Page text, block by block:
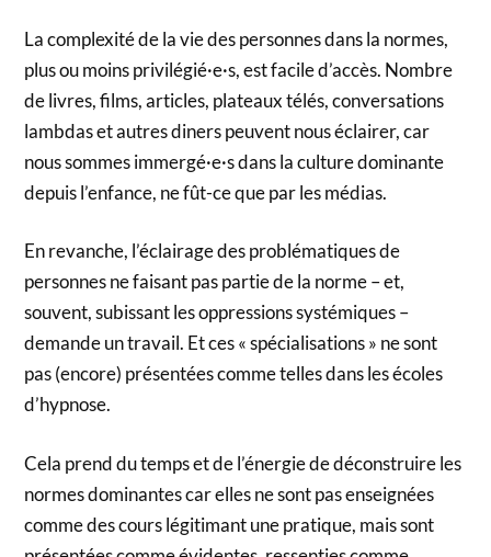
La complexité de la vie des personnes dans la normes,
plus ou moins privilégié·e·s, est facile d’accès. Nombre
de livres, films, articles, plateaux télés, conversations
lambdas et autres diners peuvent nous éclairer, car
nous sommes immergé·e·s dans la culture dominante
depuis l’enfance, ne fût-ce que par les médias.
En revanche, l’éclairage des problématiques de
personnes ne faisant pas partie de la norme – et,
souvent, subissant les oppressions systémiques –
demande un travail. Et ces « spécialisations » ne sont
pas (encore) présentées comme telles dans les écoles
d’hypnose.
Cela prend du temps et de l’énergie de déconstruire les
normes dominantes car elles ne sont pas enseignées
comme des cours légitimant une pratique, mais sont